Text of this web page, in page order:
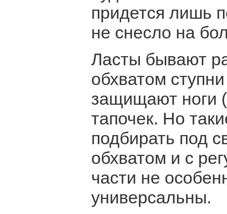
придется лишь
не снесло на
Ласты бывают
обхватом
защищают ноги
тапочек. Но
подбирать под
обхватом и с
части не
универсальны.